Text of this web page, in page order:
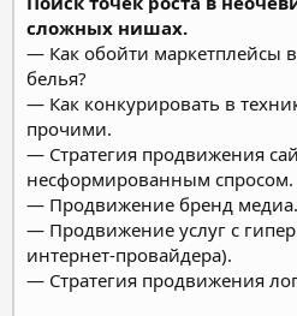
сложных нишах.
— Как обойти маркетплейсы
белья?
— Как конкурировать в
прочими.
— Стратегия продвижения
несформированным спросом.
— Продвижение бренд медиа.
— Продвижение услуг с
интернет-провайдера).
— Стратегия продвижения